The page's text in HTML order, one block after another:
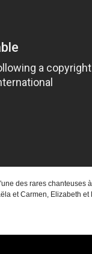
des rares chanteuses
et Carmen, Elizabeth